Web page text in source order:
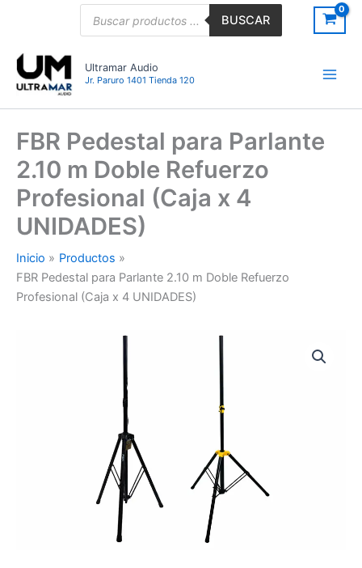
BUSCAR
Ultramar Audio
Jr. Paruro 1401 Tienda 120
FBR Pedestal para Parlante
2.10 m Doble Refuerzo
Profesional (Caja x 4
UNIDADES)
Inicio
Productos
FBR Pedestal para Parlante 2.10 m Doble Refuerzo
Profesional (Caja x 4 UNIDADES)